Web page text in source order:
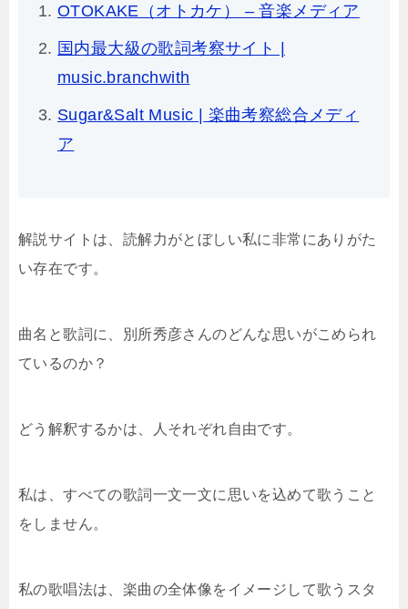
OTOKAKE（オトカケ） – 音楽メディア
国内最大級の歌詞考察サイト |
music.branchwith
Sugar&Salt Music | 楽曲考察総合メディ
ア
解説サイトは、読解力がとぼしい私に非常にありがた
い存在です。
曲名と歌詞に、別所秀彦さんのどんな思いがこめられ
ているのか？
どう解釈するかは、人それぞれ自由です。
私は、すべての歌詞一文一文に思いを込めて歌うこと
をしません。
私の歌唱法は、楽曲の全体像をイメージして歌うスタ